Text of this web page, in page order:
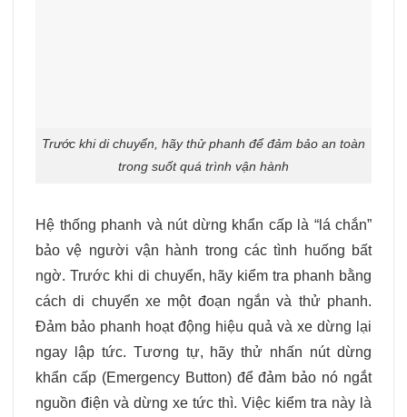
Trước khi di chuyển, hãy thử phanh để đảm bảo an toàn
trong suốt quá trình vận hành
Hệ thống phanh và nút dừng khẩn cấp là “lá chắn”
bảo vệ người vận hành trong các tình huống bất
ngờ. Trước khi di chuyển, hãy kiểm tra phanh bằng
cách di chuyển xe một đoạn ngắn và thử phanh.
Đảm bảo phanh hoạt động hiệu quả và xe dừng lại
ngay lập tức. Tương tự, hãy thử nhấn nút dừng
khẩn cấp (Emergency Button) để đảm bảo nó ngắt
nguồn điện và dừng xe tức thì. Việc kiểm tra này là